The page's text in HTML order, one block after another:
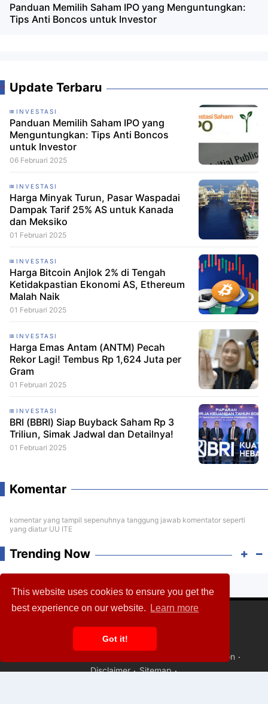
This website uses cookies to ensure you get the
best experience on our website.
Learn more
Got it!
Panduan Memilih Saham IPO yang Menguntungkan:
Tips Anti Boncos untuk Investor
Update Terbaru
INVESTASI
Panduan Memilih Saham IPO yang
Menguntungkan: Tips Anti Boncos
untuk Investor
06 Februari 2025
INVESTASI
Harga Minyak Turun, Pasar Waspadai
Dampak Tarif 25% AS untuk Kanada
dan Meksiko
01 Februari 2025
INVESTASI
Harga Bitcoin Anjlok 2% di Tengah
Ketidakpastian Ekonomi AS, Ethereum
Malah Naik
01 Februari 2025
INVESTASI
Harga Emas Antam (ANTM) Pecah
Rekor Lagi! Tembus Rp 1,624 Juta per
Gram
01 Februari 2025
INVESTASI
BRI (BBRI) Siap Buyback Saham Rp 3
Triliun, Simak Jadwal dan Detailnya!
01 Februari 2025
Komentar
komentar yang tampil sepenuhnya tanggung jawab komentator seperti
yang diatur UU ITE
Trending Now
Terms & Condition
Disclaimer
Sitemap